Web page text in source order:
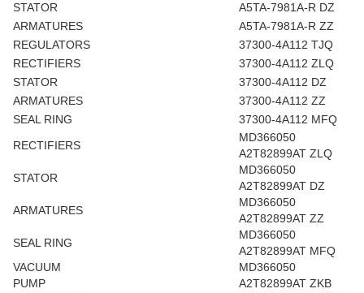
STATOR
A5TA-7981A-R DZ
ARMATURES
A5TA-7981A-R ZZ
REGULATORS
37300-4A112 TJQ
RECTIFIERS
37300-4A112 ZLQ
STATOR
37300-4A112 DZ
ARMATURES
37300-4A112 ZZ
SEAL RING
37300-4A112 MFQ
RECTIFIERS
MD366050
A2T82899AT ZLQ
STATOR
MD366050
A2T82899AT DZ
ARMATURES
MD366050
A2T82899AT ZZ
SEAL RING
MD366050
A2T82899AT MFQ
VACUUM
PUMP
MD366050
A2T82899AT ZKB